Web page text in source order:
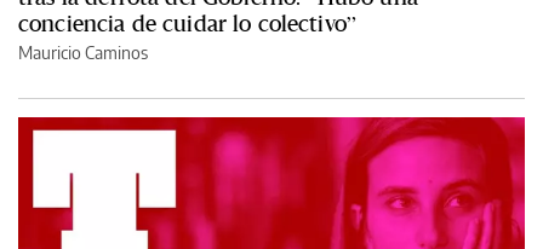
conciencia de cuidar lo colectivo”
Mauricio Caminos